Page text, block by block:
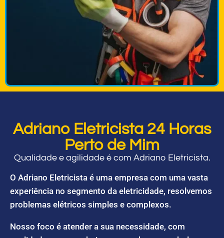
Adriano Eletricista 24 Horas
Perto de Mim
Qualidade e agilidade é com Adriano Eletricista.
O Adriano Eletricista é uma empresa com uma vasta
experiência no segmento da eletricidade, resolvemos
problemas elétricos simples e complexos.
Nosso foco é atender a sua necessidade, com